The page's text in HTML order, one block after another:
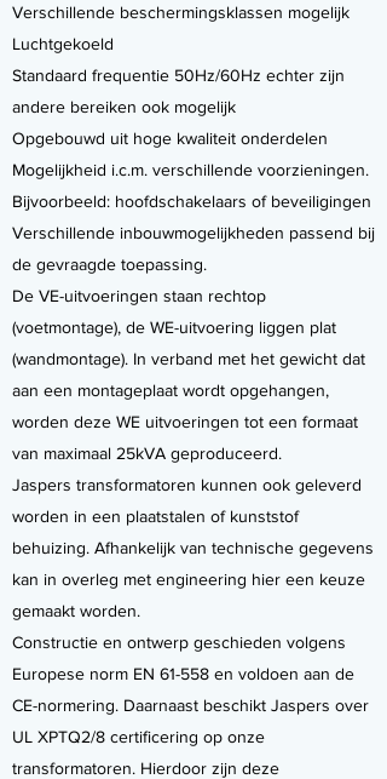
Verschillende beschermingsklassen mogelijk
Luchtgekoeld
Standaard frequentie 50Hz/60Hz echter zijn
andere bereiken ook mogelijk
Opgebouwd uit hoge kwaliteit onderdelen
Mogelijkheid i.c.m. verschillende voorzieningen.
Bijvoorbeeld: hoofdschakelaars of beveiligingen
Verschillende inbouwmogelijkheden passend bij
de gevraagde toepassing.
De VE-uitvoeringen staan rechtop
(voetmontage), de WE-uitvoering liggen plat
(wandmontage). In verband met het gewicht dat
aan een montageplaat wordt opgehangen,
worden deze WE uitvoeringen tot een formaat
van maximaal 25kVA geproduceerd.
Jaspers transformatoren kunnen ook geleverd
worden in een plaatstalen of kunststof
behuizing. Afhankelijk van technische gegevens
kan in overleg met engineering hier een keuze
gemaakt worden.
Constructie en ontwerp geschieden volgens
Europese norm EN 61-558 en voldoen aan de
CE-normering. Daarnaast beschikt Jaspers over
UL XPTQ2/8 certificering op onze
transformatoren. Hierdoor zijn deze